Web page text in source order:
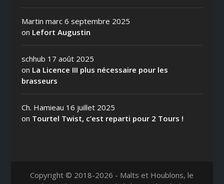
Martin marc 6 septembre 2025
on Lefort Augustin
schhub 17 août 2025
on La Licence III plus nécessaire pour les
brasseurs
Ch. Hamieau 16 juillet 2025
on Tourtel Twist, c’est reparti pour 2 Tours !
Copyright © 2018-2026 - Malts et Houblons, le